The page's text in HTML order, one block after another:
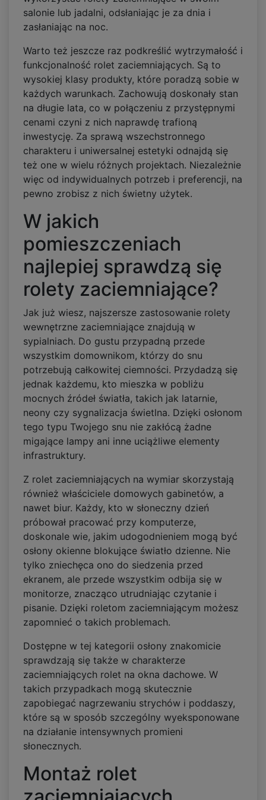
salonie lub jadalni, odsłaniając je za dnia i
zasłaniając na noc.
Warto też jeszcze raz podkreślić wytrzymałość i
funkcjonalność rolet zaciemniających. Są to
wysokiej klasy produkty, które poradzą sobie w
każdych warunkach. Zachowują doskonały stan
na długie lata, co w połączeniu z przystępnymi
cenami czyni z nich naprawdę trafioną
inwestycję. Za sprawą wszechstronnego
charakteru i uniwersalnej estetyki odnajdą się
też one w wielu różnych projektach. Niezależnie
więc od indywidualnych potrzeb i preferencji, na
pewno zrobisz z nich świetny użytek.
W jakich
pomieszczeniach
najlepiej sprawdzą się
rolety zaciemniające?
Jak już wiesz, najszersze zastosowanie rolety
wewnętrzne zaciemniające znajdują w
sypialniach. Do gustu przypadną przede
wszystkim domownikom, którzy do snu
potrzebują całkowitej ciemności. Przydadzą się
jednak każdemu, kto mieszka w pobliżu
mocnych źródeł światła, takich jak latarnie,
neony czy sygnalizacja świetlna. Dzięki osłonom
tego typu Twojego snu nie zakłócą żadne
migające lampy ani inne uciążliwe elementy
infrastruktury.
Z rolet zaciemniających na wymiar skorzystają
również właściciele domowych gabinetów, a
nawet biur. Każdy, kto w słoneczny dzień
próbował pracować przy komputerze,
doskonale wie, jakim udogodnieniem mogą być
osłony okienne blokujące światło dzienne. Nie
tylko zniechęca ono do siedzenia przed
ekranem, ale przede wszystkim odbija się w
monitorze, znacząco utrudniając czytanie i
pisanie. Dzięki roletom zaciemniającym możesz
zapomnieć o takich problemach.
Dostępne w tej kategorii osłony znakomicie
sprawdzają się także w charakterze
zaciemniających rolet na okna dachowe. W
takich przypadkach mogą skutecznie
zapobiegać nagrzewaniu strychów i poddaszy,
które są w sposób szczególny wyeksponowane
na działanie intensywnych promieni
słonecznych.
Montaż rolet